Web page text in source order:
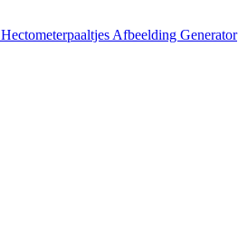
Hectometerpaaltjes Afbeelding Generator